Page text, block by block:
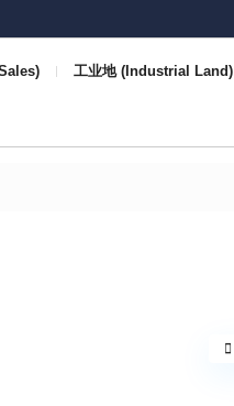
工业地 (Industrial Land)